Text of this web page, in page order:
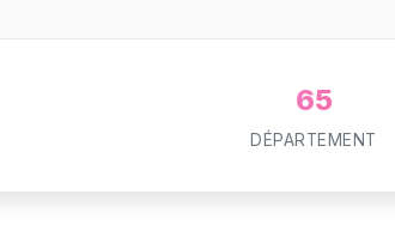
65
DÉPARTEMENT